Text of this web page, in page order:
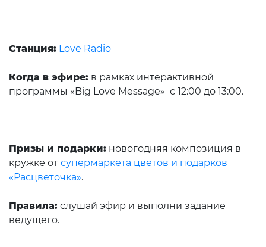
Станция: Love Radio
Когда в эфире: в рамках интерактивной
программы «Big Love Message» с 12:00 до 13:00.
Призы и подарки: новогодняя композиция в
кружке от супермаркета цветов и подарков
«Расцветочка».
Правила: слушай эфир и выполни задание
ведущего.